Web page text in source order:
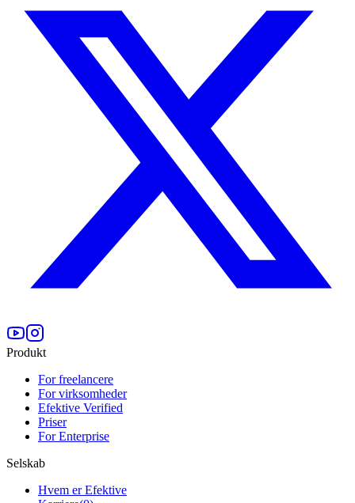
Produkt
For freelancere
For virksomheder
Efektive Verified
Priser
For Enterprise
Selskab
Hvem er Efektive